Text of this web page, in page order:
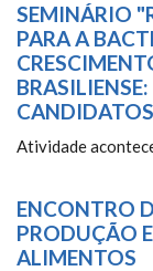
SEMINÁRIO
PARA A
Atividade
ENCONTRO
PRODUÇÃO
ALIMENTOS